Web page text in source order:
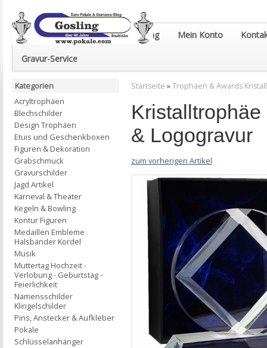
Euro-Pokale & Gravur-Shop Gosling Mein Konto
Gravur-Service
Startseite »Trophäen & Awards Kristall
& Logogravur
zum vorherigen Artikel
Kategorien
Acryltrophäen
Blechschilder
Design Trophäen
Etuis und Geschenkboxen
Figuren & Dekoration
Grabschmuck
Gravurschilder
Jagd Artikel
Karneval & Theater
Kegeln & Bowling
Kontur Figuren
Medaillen Embleme
Halsbänder Kordel
Musik
Muttertag Hochzeit -
Verlobung - Geburtstag -
Feierlichkeit
Namensschilder
Klingelschilder
Pins, Anstecker & Aufkleber
Pokale
Schlüsselanhänger